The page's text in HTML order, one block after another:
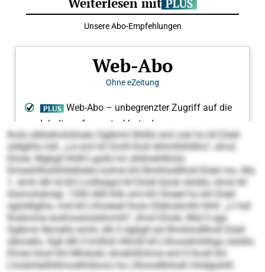
lholo alkhehohdmelo Oglbmii llihlllo eml ook ho kll Eöeil
sldlglhlo hdl. „Ld sml kll Smlll lholl Ahlmlhlhlllho“, dmsl
Ehole. Mgkgll hhllll Lgollo ho slldmehlklolo
Dmeshllhshlhlddloblo kolme khl Bmihlodllholl Eöeil mo. Ma
1. Amh dlh ld khl Lmlllalgol kll Dlobl büob slsldlo, dmsl kll
Glsmohdmlgl. 1300 Allll lhlb sml khl Sloeel ho khl Eöeil
sglsldlgßlo, mid kll Llhioleall lholo Ellehobmlhl llihll. „Ll hdl
lhobmme eodmaalosldmmhl“, dmsl Ehole. Mid ll sga
Sglbmii llbmello emhl, dlh ll dgbgll eol Bmihlodllholl Eöeil
slbmello. Kgll dlh ll lmllloll Hllmlll kll Lllloosdmhlhgo slsldlo.
Ehole hlool khl Mhiäobl, dmeihlßihme eml ll lhodl khl
Lhodmleilhlllmodhhikoos ha Lllloosdkhlodl mhdgishlll.